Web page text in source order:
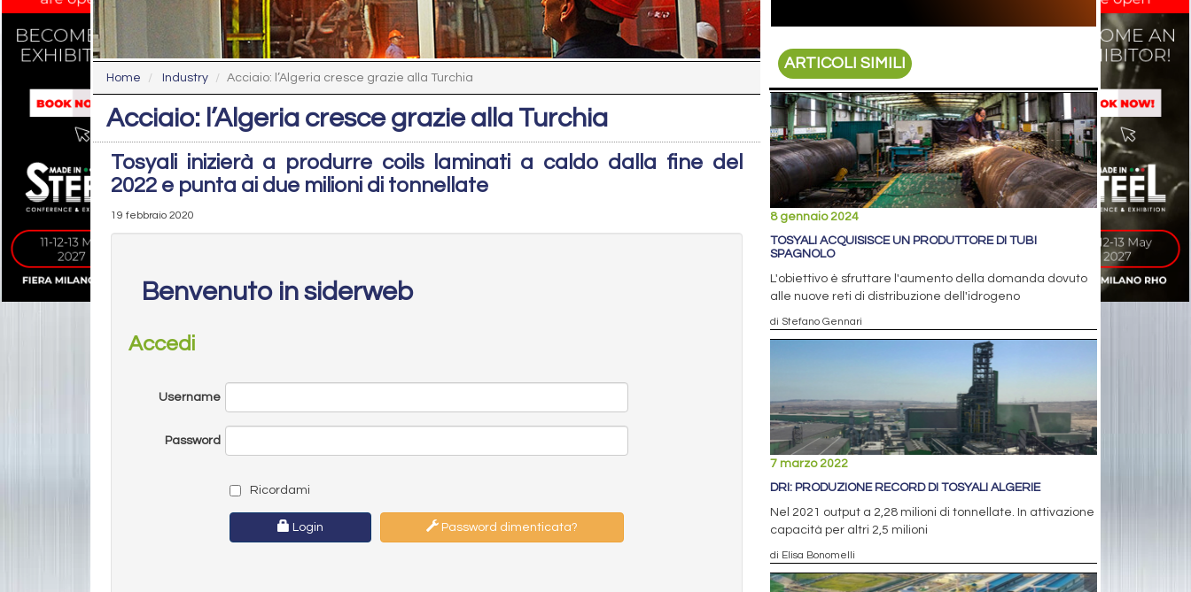
Home Industry Acciaio: l’Algeria cresce grazie alla Turchia
Acciaio: l’Algeria cresce grazie alla Turchia
Tosyali inizierà a produrre coils laminati a caldo dalla fine del
2022 e punta ai due milioni di tonnellate
19 febbraio 2020
Benvenuto in siderweb
Accedi
Username
Password
Ricordami
Login Password dimenticata?
ARTICOLI SIMILI
8 gennaio 2024
TOSYALI ACQUISISCE UN PRODUTTORE DI TUBI
SPAGNOLO
L'obiettivo è sfruttare l'aumento della domanda dovuto
alle nuove reti di distribuzione dell'idrogeno
di Stefano Gennari
7 marzo 2022
DRI: PRODUZIONE RECORD DI TOSYALI ALGERIE
Nel 2021 output a 2,28 milioni di tonnellate. In attivazione
capacità per altri 2,5 milioni
di Elisa Bonomelli